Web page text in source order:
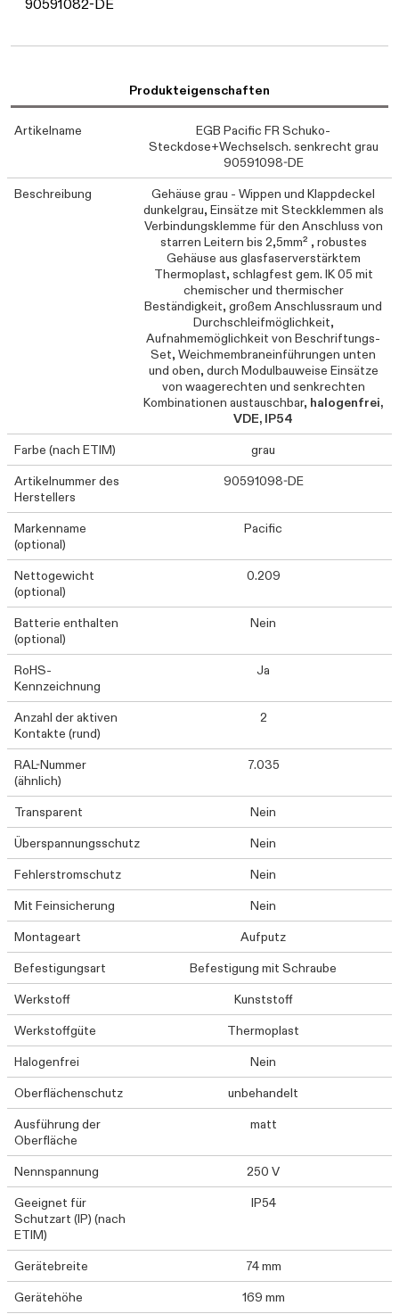
90591082-DE
Produkteigenschaften
Artikelname
EGB Pacific FR Schuko-
Steckdose+Wechselsch. senkrecht grau
90591098-DE
Beschreibung
Gehäuse grau - Wippen und Klappdeckel
dunkelgrau, Einsätze mit Steckklemmen als
Verbindungsklemme für den Anschluss von
starren Leitern bis 2,5mm² , robustes
Gehäuse aus glasfaserverstärktem
Thermoplast, schlagfest gem. IK 05 mit
chemischer und thermischer
Beständigkeit, großem Anschlussraum und
Durchschleifmöglichkeit,
Aufnahmemöglichkeit von Beschriftungs-
Set, Weichmembraneinführungen unten
und oben, durch Modulbauweise Einsätze
von waagerechten und senkrechten
Kombinationen austauschbar, halogenfrei,
VDE, IP54
Farbe (nach ETIM)
grau
Artikelnummer des
Herstellers
90591098-DE
Markenname
(optional)
Pacific
Nettogewicht
(optional)
0.209
Batterie enthalten
(optional)
Nein
RoHS-
Kennzeichnung
Ja
Anzahl der aktiven
Kontakte (rund)
2
RAL-Nummer
(ähnlich)
7.035
Transparent
Nein
Überspannungsschutz
Nein
Fehlerstromschutz
Nein
Mit Feinsicherung
Nein
Montageart
Aufputz
Befestigungsart
Befestigung mit Schraube
Werkstoff
Kunststoff
Werkstoffgüte
Thermoplast
Halogenfrei
Nein
Oberflächenschutz
unbehandelt
Ausführung der
Oberfläche
matt
Nennspannung
250 V
Geeignet für
Schutzart (IP) (nach
ETIM)
IP54
Gerätebreite
74 mm
Gerätehöhe
169 mm